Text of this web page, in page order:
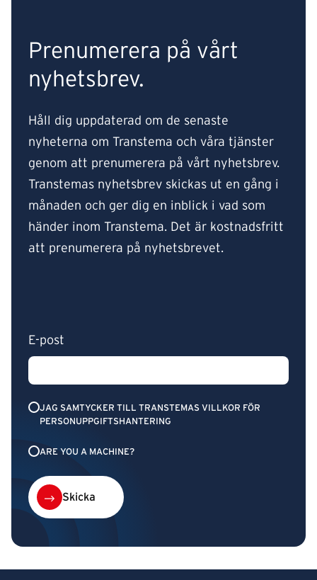
Prenumerera på vårt
nyhetsbrev.
Håll dig uppdaterad om de senaste
nyheterna om Transtema och våra tjänster
genom att prenumerera på vårt nyhetsbrev.
Transtemas nyhetsbrev skickas ut en gång i
månaden och ger dig en inblick i vad som
händer inom Transtema. Det är kostnadsfritt
att prenumerera på nyhetsbrevet.
E-post
JAG SAMTYCKER TILL TRANSTEMAS VILLKOR FÖR
PERSONUPPGIFTSHANTERING
ARE YOU A MACHINE?
Skicka